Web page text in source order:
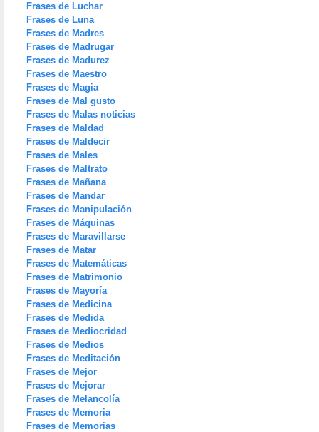
Frases de Luchar
Frases de Luna
Frases de Madres
Frases de Madrugar
Frases de Madurez
Frases de Maestro
Frases de Magia
Frases de Mal gusto
Frases de Malas noticias
Frases de Maldad
Frases de Maldecir
Frases de Males
Frases de Maltrato
Frases de Mañana
Frases de Mandar
Frases de Manipulación
Frases de Máquinas
Frases de Maravillarse
Frases de Matar
Frases de Matemáticas
Frases de Matrimonio
Frases de Mayoría
Frases de Medicina
Frases de Medida
Frases de Mediocridad
Frases de Medios
Frases de Meditación
Frases de Mejor
Frases de Mejorar
Frases de Melancolía
Frases de Memoria
Frases de Memorias